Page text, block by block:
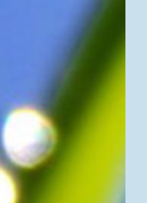
說法中是種有「福
喔！◎節氣生活在
，最重要的節日就
的父親節了。或許
不一定逢到星期日
親節在感覺上似乎
來得熱絡。不過，
付出的辛苦與努力
親喔！小朋友應該
度的父親節，對爸
的敬重與關愛，
勞的爸爸知道你的